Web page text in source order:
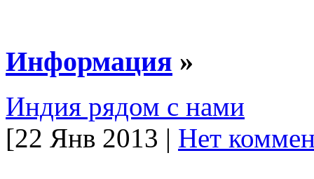
Информация »
Индия рядом с нами
[22 Янв 2013 | Нет